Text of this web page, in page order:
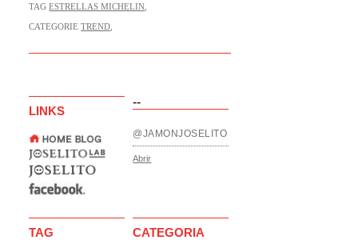
TAGESTRELLAS MICHELIN
CATEGORIETREND
--
LINKS
@JAMONJOSELITO
Abrir
TAG CATEGORIA